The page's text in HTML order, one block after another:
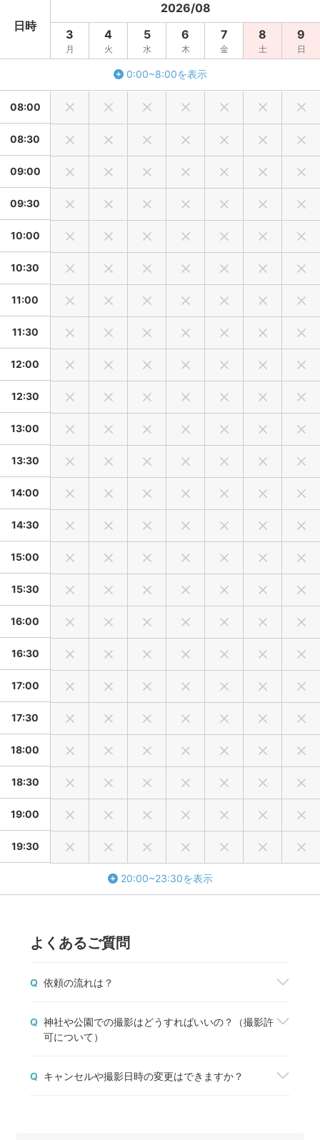
日時
2026/08
3
月
4
火
5
水
6
木
7
金
8
土
9
日
0:00~8:00を表示
08:00
08:30
09:00
09:30
10:00
10:30
11:00
11:30
12:00
12:30
13:00
13:30
14:00
14:30
15:00
15:30
16:00
16:30
17:00
17:30
18:00
18:30
19:00
19:30
20:00~23:30を表示
よくあるご質問
Q 依頼の流れは？
ら、「予約する」ボタンから撮影を申込みましょ
う。fotowaから撮影契約成立のメールが届いた
予約前に質問や相談しておきたいことがある場合
は、「質問する」ボタンからフォトグラファーと1
Q 神社や公園での撮影はどうすればいいの？（撮影許
可について）
方に必ずご確認をお願いします。
Q キャンセルや撮影日時の変更はできますか？